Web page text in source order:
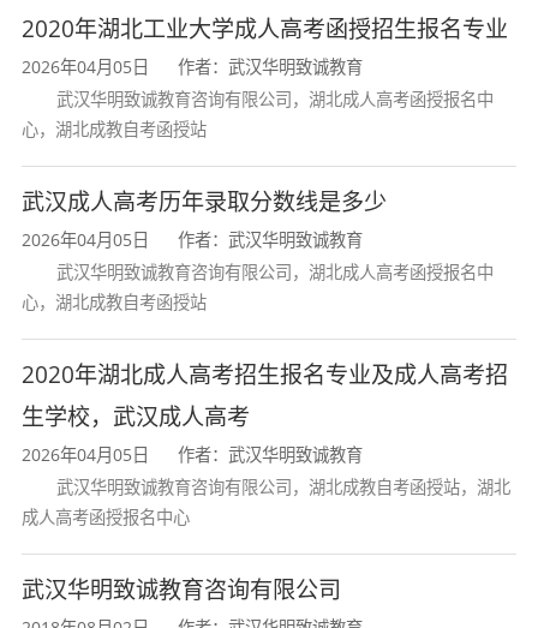
2020年湖北工业大学成人高考函授招生报名专业
2026年04月05日
作者：武汉华明致诚教育
武汉华明致诚教育咨询有限公司，湖北成人高考函授报名中
心，湖北成教自考函授站
武汉成人高考历年录取分数线是多少
2026年04月05日
作者：武汉华明致诚教育
武汉华明致诚教育咨询有限公司，湖北成人高考函授报名中
心，湖北成教自考函授站
2020年湖北成人高考招生报名专业及成人高考招
生学校，武汉成人高考
2026年04月05日
作者：武汉华明致诚教育
武汉华明致诚教育咨询有限公司，湖北成教自考函授站，湖北
成人高考函授报名中心
武汉华明致诚教育咨询有限公司